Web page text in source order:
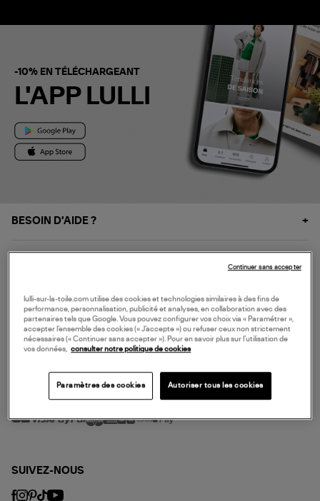
-10% EN TÉLÉCHARGEANT
L'APP LULLI
BESOIN D'AIDE ?
NOS SERVICES
SERVICE CLIENT
MODE DE PAIEMENT
SUIVEZ-NOUS
lulli-sur-la-toile.com utilise des cookies et technologies similaires à des fins de
performance, personnalisation, publicité et analyses, en collaboration avec des
partenaires tels que Google. Vous pouvez configurer vos choix via « Paramétrer »,
accepter l’ensemble des cookies (« J’accepte ») ou refuser ceux non strictement
nécessaires (« Continuer sans accepter »). Pour en savoir plus sur l’utilisation de
vos données,
consulter notre politique de cookies
Paramètres des cookies Autoriser tous les cookies
Continuer sans accepter